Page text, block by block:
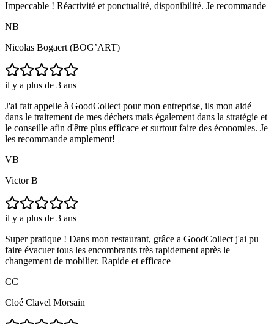
Impeccable ! Réactivité et ponctualité, disponibilité. Je recommande
NB
Nicolas Bogaert (BOG’ART)
il y a plus de 3 ans
J'ai fait appelle à GoodCollect pour mon entreprise, ils mon aidé
dans le traitement de mes déchets mais également dans la stratégie et
le conseille afin d'être plus efficace et surtout faire des économies. Je
les recommande amplement!
VB
Victor B
il y a plus de 3 ans
Super pratique ! Dans mon restaurant, grâce a GoodCollect j'ai pu
faire évacuer tous les encombrants très rapidement après le
changement de mobilier. Rapide et efficace
CC
Cloé Clavel Morsain